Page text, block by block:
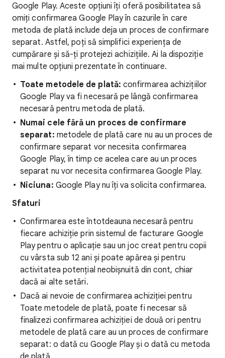
Google Play. Aceste opțiuni îți oferă posibilitatea să
omiți confirmarea Google Play în cazurile în care
metoda de plată include deja un proces de confirmare
separat. Astfel, poți să simplifici experiența de
cumpărare și să-ți protejezi achizițiile. Ai la dispoziție
mai multe opțiuni prezentate în continuare.
Toate metodele de plată: confirmarea achizițiilor
Google Play va fi necesară pe lângă confirmarea
necesară pentru metoda de plată.
Numai cele fără un proces de confirmare
separat: metodele de plată care nu au un proces de
confirmare separat vor necesita confirmarea
Google Play, în timp ce acelea care au un proces
separat nu vor necesita confirmarea Google Play.
Niciuna: Google Play nu îți va solicita confirmarea.
Sfaturi
Confirmarea este întotdeauna necesară pentru
fiecare achiziție prin sistemul de facturare Google
Play pentru o aplicație sau un joc creat pentru copii
cu vârsta sub 12 ani și poate apărea și pentru
activitatea potențial neobișnuită din cont, chiar
dacă ai alte setări.
Dacă ai nevoie de confirmarea achiziției pentru
Toate metodele de plată, poate fi necesar să
finalizezi confirmarea achiziției de două ori pentru
metodele de plată care au un proces de confirmare
separat: o dată cu Google Play și o dată cu metoda